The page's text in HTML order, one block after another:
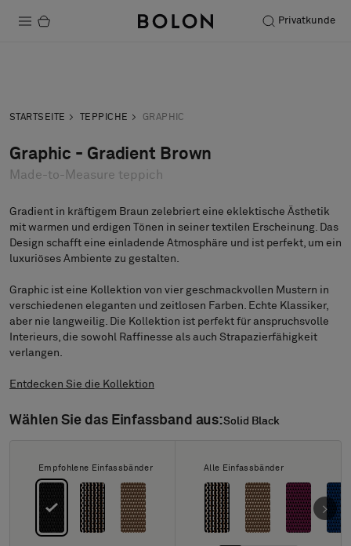
Privatkunde
Nachhaltigkeit
Installation
Instandhaltung
Stories
FAQ
Über uns
Image & Material Bank
STARTSEITE TEPPICHE GRAPHIC
Graphic - Gradient Brown
Made-to-Measure teppich
Gradient in kräftigem Braun zelebriert eine eklektische Ästhetik
mit warmen und erdigen Tönen in seiner textilen Erscheinung. Das
Design schafft eine einladende Atmosphäre und ist perfekt, um ein
luxuriöses Ambiente zu gestalten.
Graphic ist eine Kollektion von vier geschmackvollen Mustern in
verschiedenen eleganten und zeitlosen Farben. Echte Klassiker,
aber nie langweilig. Die Kollektion ist perfekt für anspruchsvolle
Interieurs, die sowohl Raffinesse als auch Strapazierfähigkeit
verlangen.
Entdecken Sie die Kollektion
Wählen Sie das Einfassband aus:Solid Black
Solid Black
Empfohlene Einfassbänder Alle Einfassbänder